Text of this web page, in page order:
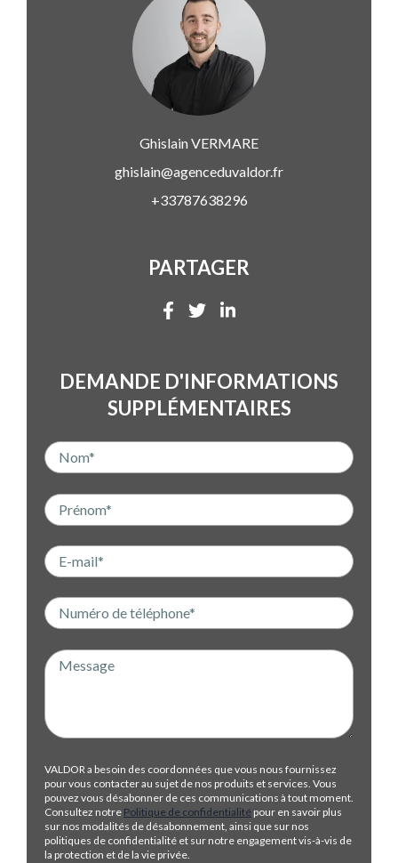
GhislainVERMARE
ghislain@agenceduvaldor.fr
+33787638296
PARTAGER
DEMANDE D'INFORMATIONS
SUPPLÉMENTAIRES
VALDOR a besoin des coordonnées que vous nous fournissez
pour vous contacter au sujet de nos produits et services. Vous
pouvez vous désabonner de ces communications à tout moment.
Consultez notre Politique de confidentialité pour en savoir plus
sur nos modalités de désabonnement, ainsi que sur nos
politiques de confidentialité et sur notre engagement vis-à-vis de
la protection et de la vie privée.